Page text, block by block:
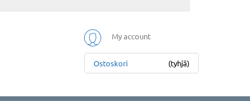
My account
Ostoskori (tyhjä)